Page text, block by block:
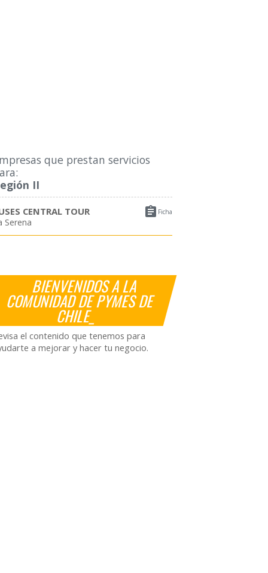
que prestan servicios
II
 Ficha
CENTRAL TOUR
Serena
BIENVENIDOS A LA
COMUNIDAD DE PYMES DE
CHILE_
el contenido que tenemos para
a mejorar y hacer tu negocio.